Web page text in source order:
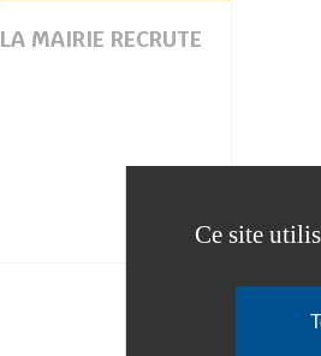
LA MAIRIE RECRUTE
Ce site